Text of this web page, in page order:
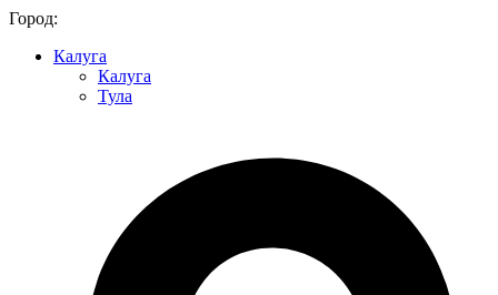
Город:
Калуга
Калуга
Тула